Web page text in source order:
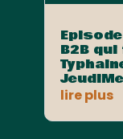
B2B
lire plus